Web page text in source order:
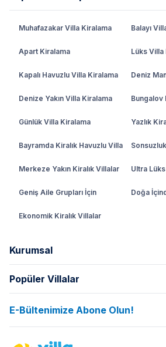
Muhafazakar Villa Kiralama Balayı
Apart Kiralama Lüks Villa
Kapalı Havuzlu Villa Kiralama Deniz
Denize Yakın Villa Kiralama Bungalov
Günlük Villa Kiralama Yazlık
Bayramda Kiralık Havuzlu Villa
Merkeze Yakın Kiralık Villalar Ultra
Geniş Aile Grupları İçin Doğa
Ekonomik Kiralık Villalar
Kurumsal
Hakkımızda
İptal Şartları Banka
Kurumsal Blog
Popüler Villalar
VİLLA SALKIM VİLLA
E-Bültenimize Abone Olun!